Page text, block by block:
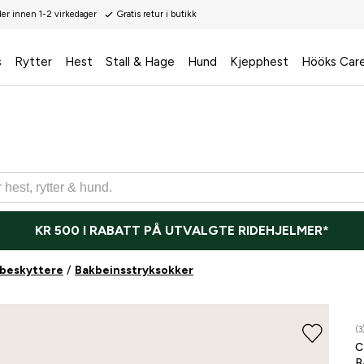
innen 1-2 virkedager Gratis retur i butikk
Rytter Hest Stall & Hage Hund Kjepphest Hööks
KR 500 I RABATT PÅ UTVALGTE RIDEHJELMER*
Bakbeinsstryksokker